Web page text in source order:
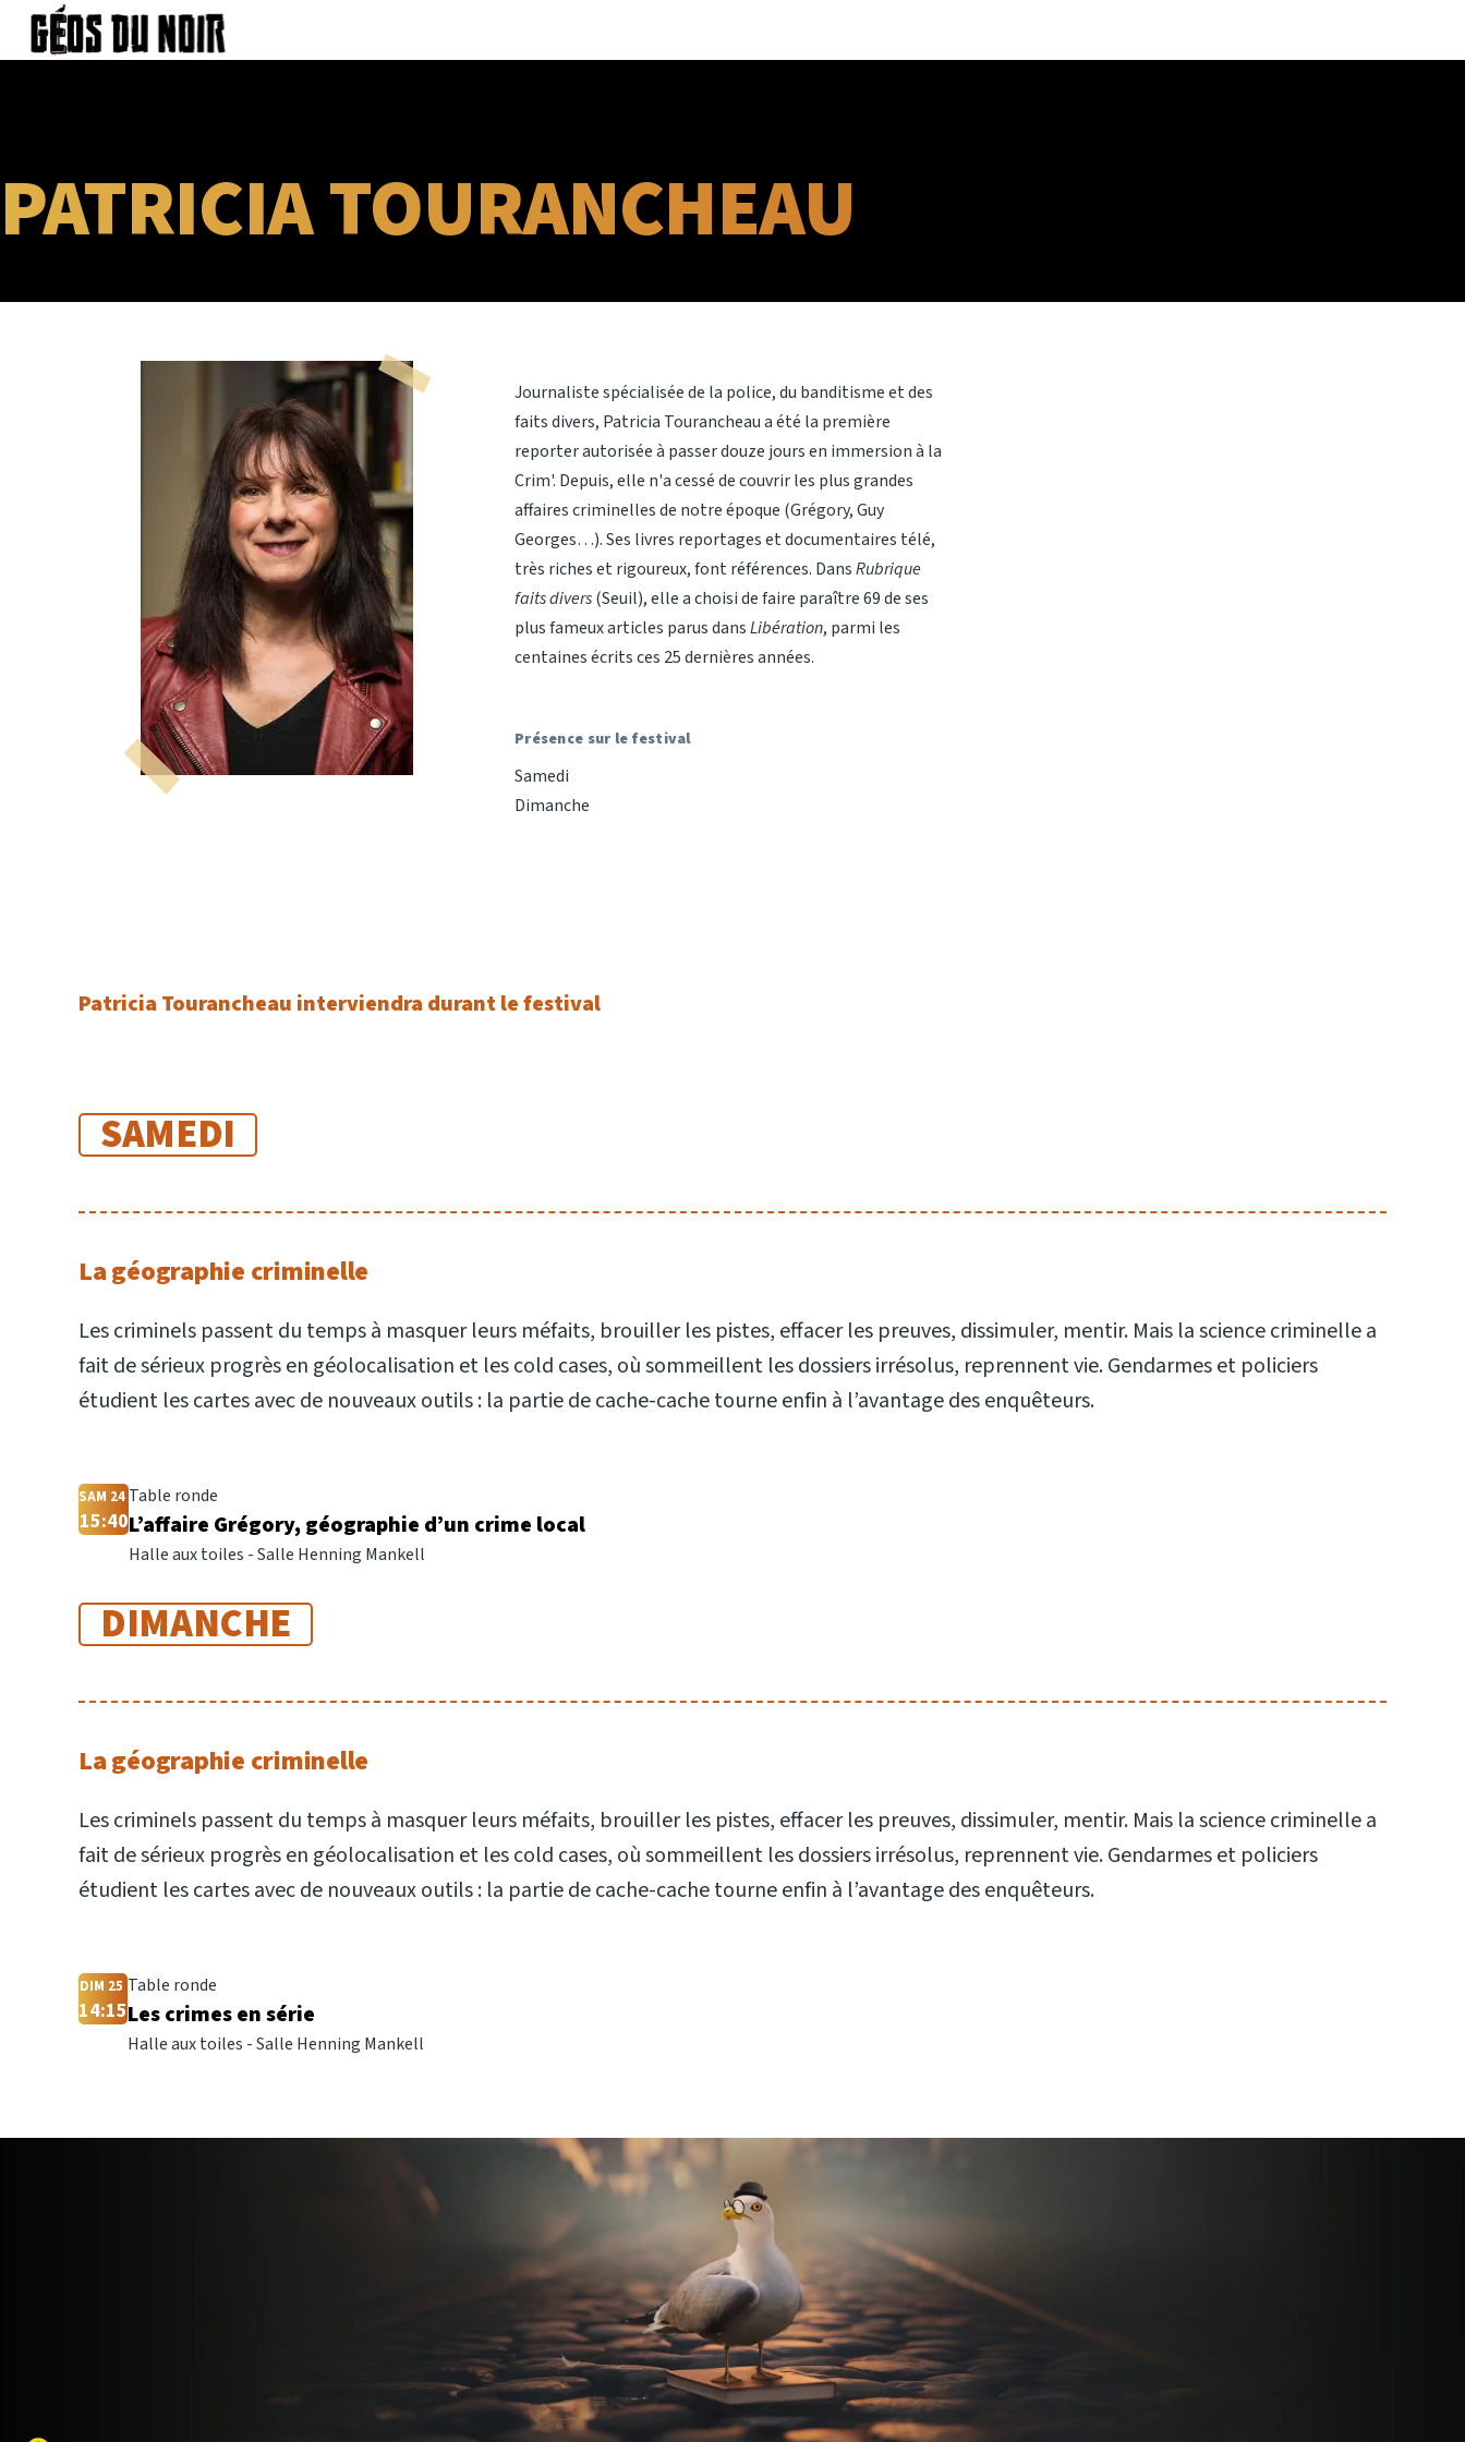
Aller au contenu principal
PATRICIA TOURANCHEAU
Journaliste spécialisée de la police, du banditisme et des
faits divers, Patricia Tourancheau a été la première
reporter autorisée à passer douze jours en immersion à la
Crim'. Depuis, elle n'a cessé de couvrir les plus grandes
affaires criminelles de notre époque (Grégory, Guy
Georges…). Ses livres reportages et documentaires télé,
très riches et rigoureux, font références. DansRubrique
faits divers(Seuil), elle a choisi de faire paraître 69 de ses
plus fameux articles parus dansLibération, parmi les
centaines écrits ces 25 dernières années.
Présence sur le festival
Samedi
Dimanche
Patricia Tourancheau interviendra durant le festival
SAMEDI
La géographie criminelle
Les criminels passent du temps à masquer leurs méfaits, brouiller les pistes, effacer les preuves, dissimuler, mentir. Mais la science criminelle a
fait de sérieux progrès en géolocalisation et les cold cases, où sommeillent les dossiers irrésolus, reprennent vie. Gendarmes et policiers
étudient les cartes avec de nouveaux outils : la partie de cache-cache tourne enfin à l’avantage des enquêteurs.
SAM 24
15:40
Table ronde
L’affaire Grégory, géographie d’un crime local
Halle aux toiles - Salle Henning Mankell
DIMANCHE
La géographie criminelle
Les criminels passent du temps à masquer leurs méfaits, brouiller les pistes, effacer les preuves, dissimuler, mentir. Mais la science criminelle a
fait de sérieux progrès en géolocalisation et les cold cases, où sommeillent les dossiers irrésolus, reprennent vie. Gendarmes et policiers
étudient les cartes avec de nouveaux outils : la partie de cache-cache tourne enfin à l’avantage des enquêteurs.
DIM 25
14:15
Table ronde
Les crimes en série
Halle aux toiles - Salle Henning Mankell
Panneau de gestion des cookies